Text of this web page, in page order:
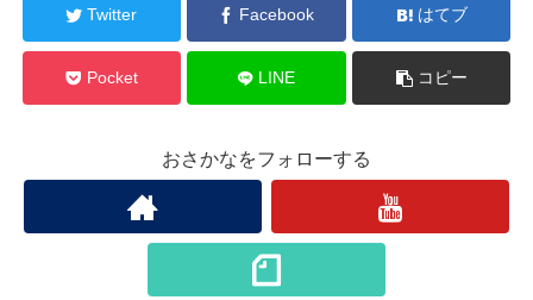
Twitter Facebook はてブ
Pocket LINE コピー
おさかなをフォローする